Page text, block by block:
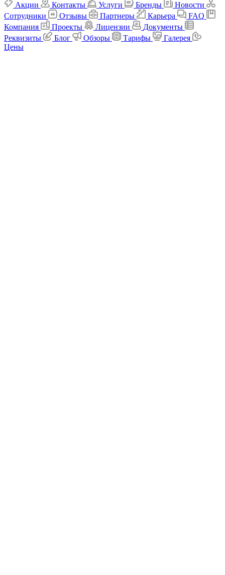
Акции
Контакты Услуги Бренды
Новости
Сотрудники
Отзывы Партнеры Карьера
FAQ
Компания
Проекты Лицензии
Документы
Реквизиты
Блог Обзоры Тарифы
Галерея
Цены